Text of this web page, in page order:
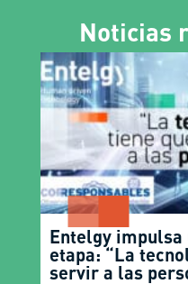
Noticias
Entelgy impulsa
etapa: “La
servir a las